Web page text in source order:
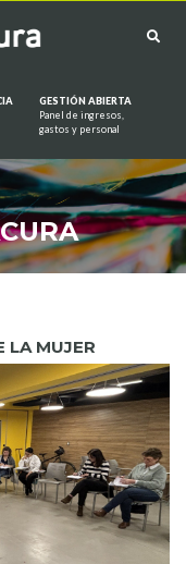
GESTIÓN ABIERTA
Panel de ingresos,
gastos y personal
LA MUJER